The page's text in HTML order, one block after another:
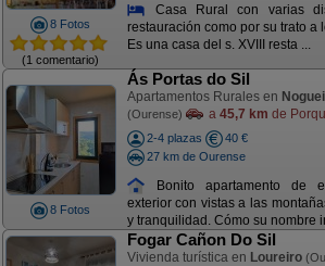
8 Fotos
(1 comentario)
Casa Rural con varias
restauración como por su trato a
Es una casa del s. XVIII resta ...
8 Fotos
Ás Portas do Sil
Apartamentos Rurales en
(Ourense) a 45,7 km de
2-4 plazas
40 €
27 km de Ourense
Bonito apartamento de
exterior con vistas a las
y tranquilidad. Cómo su nombre
Fogar Cañon Do Sil
Vivienda turística en Loureiro